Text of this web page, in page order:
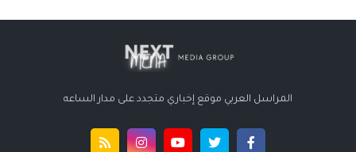
المراسل العربي موقع إخباري متجدد على مدار الساعه